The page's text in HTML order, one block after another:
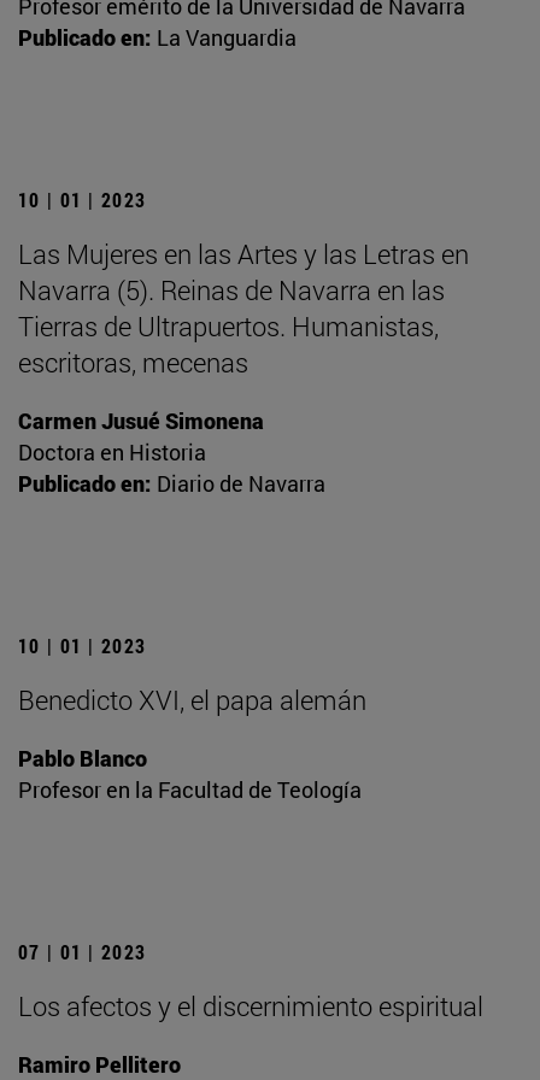
Profesor emérito de la Universidad de Navarra
Publicado en: La Vanguardia
10 | 01 | 2023
Las Mujeres en las Artes y las Letras en
Navarra (5). Reinas de Navarra en las
Tierras de Ultrapuertos. Humanistas,
escritoras, mecenas
Carmen Jusué Simonena
Doctora en Historia
Publicado en: Diario de Navarra
10 | 01 | 2023
Benedicto XVI, el papa alemán
Pablo Blanco
Profesor en la Facultad de Teología
07 | 01 | 2023
Los afectos y el discernimiento espiritual
Ramiro Pellitero